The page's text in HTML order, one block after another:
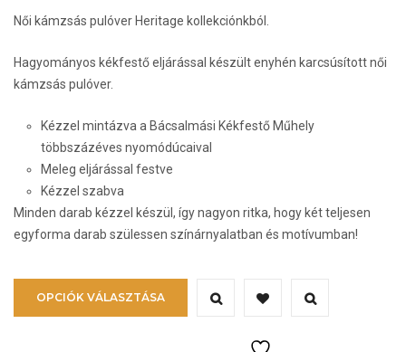
Női kámzsás pulóver Heritage kollekciónkból.
Hagyományos kékfestő eljárással készült enyhén karcsúsított női
kámzsás pulóver.
Kézzel mintázva a Bácsalmási Kékfestő Műhely
többszázéves nyomódúcaival
Meleg eljárással festve
Kézzel szabva
Minden darab kézzel készül, így nagyon ritka, hogy két teljesen
egyforma darab szülessen színárnyalatban és motívumban!
OPCIÓK VÁLASZTÁSA